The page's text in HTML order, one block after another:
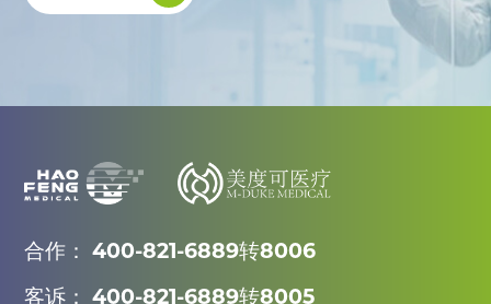
合作： 400-821-6889转8006
客诉： 400-821-6889转8005